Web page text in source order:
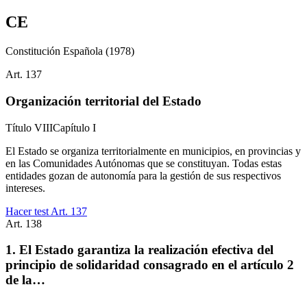
CE
Constitución Española (1978)
Art. 137
Organización territorial del Estado
Título VIIICapítulo I
El Estado se organiza territorialmente en municipios, en provincias y
en las Comunidades Autónomas que se constituyan. Todas estas
entidades gozan de autonomía para la gestión de sus respectivos
intereses.
Hacer test Art. 137
Art. 138
1. El Estado garantiza la realización efectiva del
principio de solidaridad consagrado en el artículo 2
de la…